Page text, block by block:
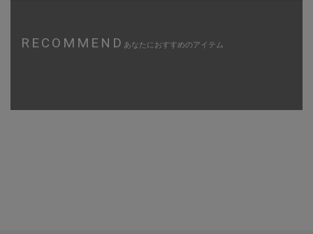
RECOMMEND あなたにおすすめのアイテム